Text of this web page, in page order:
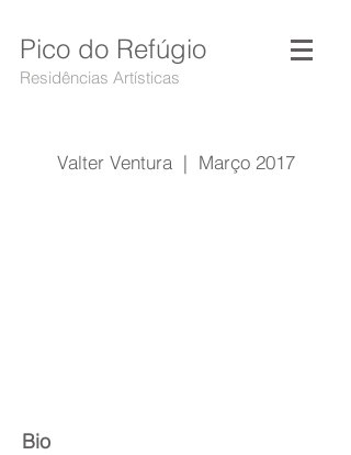
Pico do Refúgio
Residências Artísticas
Valter Ventura | Março 2017
Bio